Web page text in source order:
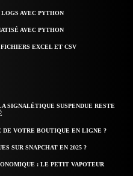
AVEC PYTHON
AVEC PYTHON
EXCEL ET CSV
SIGNALÉTIQUE SUSPENDUE RESTE
VOTRE BOUTIQUE EN LIGNE ?
SUR SNAPCHAT EN 2025 ?
: LE PETIT VAPOTEUR